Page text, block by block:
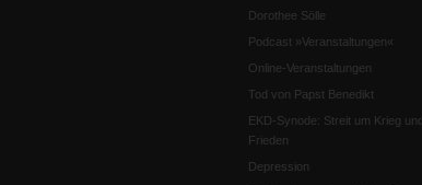
Dorothee Sölle
Podcast »Veranstaltungen«
Online-Veranstaltungen
Tod von Papst Benedikt
EKD-Synode: Streit um Krieg und
Frieden
Depression